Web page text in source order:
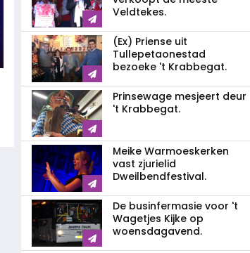
Veldtekes.
(Ex) Priense uit
Tullepetaonestad
bezoeke 't Krabbegat.
Prinsewage mesjeert deur
't Krabbegat.
Meike Warmoeskerken
vast zjurielid
Dweilbendfestival.
De businfermasie voor 't
Wagetjes Kijke op
woensdagavend.